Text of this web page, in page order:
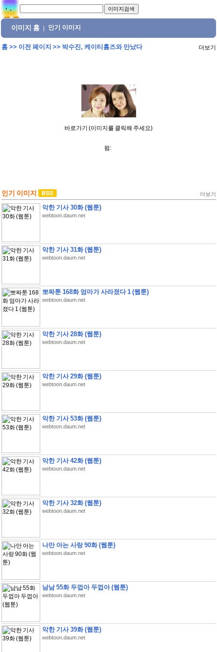
이미지 홈 인기 이미지
홈>> 이전 페이지 >> 박수진, 케이티홈즈와 만났다 더보기
바로가기 (이미지를 클릭해 주세요)
펌:
인기 이미지 더보기
악한 기사 30화 (웹툰)
webtoon.daum.net
악한 기사 31화 (웹툰)
webtoon.daum.net
뽀짜툰 168화 엄마가 사라졌다 1 (웹툰)
webtoon.daum.net
악한 기사 28화 (웹툰)
webtoon.daum.net
악한 기사 29화 (웹툰)
webtoon.daum.net
악한 기사 53화 (웹툰)
webtoon.daum.net
악한 기사 42화 (웹툰)
webtoon.daum.net
악한 기사 32화 (웹툰)
webtoon.daum.net
나만 아는 사랑 90화 (웹툰)
webtoon.daum.net
남남 55화 두껍아 두껍아 (웹툰)
webtoon.daum.net
악한 기사 39화 (웹툰)
webtoon.daum.net